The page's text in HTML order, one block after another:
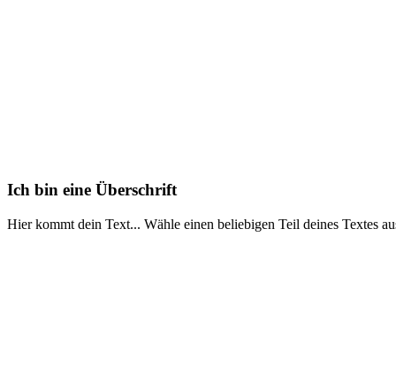
Ich bin eine Überschrift
Hier kommt dein Text... Wähle einen beliebigen Teil deines Textes